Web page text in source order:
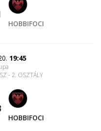
HOBBIFOCI
19:45
- 2. OSZTÁLY
HOBBIFOCI